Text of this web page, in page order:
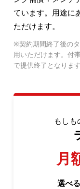
ています。用途に
ただけます。
契約期間終了後の
用いただけます。付
で提供終了となります
もし
月
選べ